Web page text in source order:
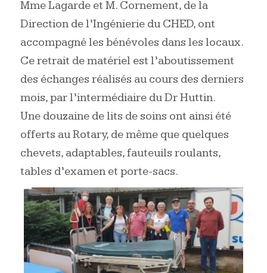
Mme Lagarde et M. Cornement, de la
Direction de l’Ingénierie du CHED, ont
accompagné les bénévoles dans les locaux.
Ce retrait de matériel est l’aboutissement
des échanges réalisés au cours des derniers
mois, par l’intermédiaire du Dr Huttin.
Une douzaine de lits de soins ont ainsi été
offerts au Rotary, de même que quelques
chevets, adaptables, fauteuils roulants,
tables d’examen et porte-sacs.